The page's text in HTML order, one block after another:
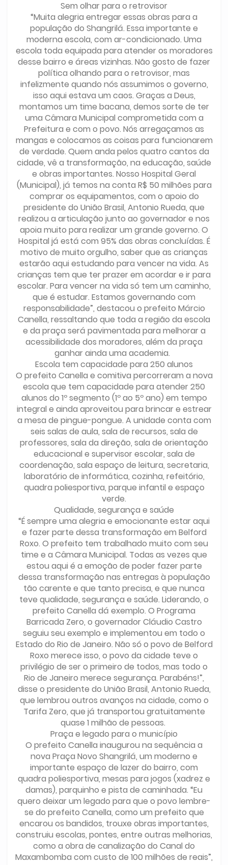
Sem olhar para o retrovisor
“Muita alegria entregar essas obras para a
população do Shangrilá. Essa importante e
moderna escola, com ar-condicionado. Uma
escola toda equipada para atender os moradores
desse bairro e áreas vizinhas. Não gosto de fazer
política olhando para o retrovisor, mas
infelizmente quando nós assumimos o governo,
isso aqui estava um caos. Graças a Deus,
montamos um time bacana, demos sorte de ter
uma Câmara Municipal comprometida com a
Prefeitura e com o povo. Nós arregaçamos as
mangas e colocamos as coisas para funcionarem
de verdade. Quem anda pelos quatro cantos da
cidade, vê a transformação, na educação, saúde
e obras importantes. Nosso Hospital Geral
(Municipal), já temos na conta R$ 50 milhões para
comprar os equipamentos, com o apoio do
presidente do União Brasil, Antonio Rueda, que
realizou a articulação junto ao governador e nos
apoia muito para realizar um grande governo. O
Hospital já está com 95% das obras concluídas. É
motivo de muito orgulho, saber que as crianças
estarão aqui estudando para vencer na vida. As
crianças tem que ter prazer em acordar e ir para
escolar. Para vencer na vida só tem um caminho,
que é estudar. Estamos governando com
responsabilidade”, destacou o prefeito Márcio
Canella, ressaltando que toda a região da escola
e da praça será pavimentada para melhorar a
acessibilidade dos moradores, além da praça
ganhar ainda uma academia.
Escola tem capacidade para 250 alunos
O prefeito Canella e comitiva percorreram a nova
escola que tem capacidade para atender 250
alunos do 1º segmento (1º ao 5º ano) em tempo
integral e ainda aproveitou para brincar e estrear
a mesa de pingue-pongue. A unidade conta com
seis salas de aula, sala de recursos, sala de
professores, sala da direção, sala de orientação
educacional e supervisor escolar, sala de
coordenação, sala espaço de leitura, secretaria,
laboratório de informática, cozinha, refeitório,
quadra poliesportiva, parque infantil e espaço
verde.
Qualidade, segurança e saúde
“É sempre uma alegria e emocionante estar aqui
e fazer parte dessa transformação em Belford
Roxo. O prefeito tem trabalhado muito com seu
time e a Câmara Municipal. Todas as vezes que
estou aqui é a emoção de poder fazer parte
dessa transformação nas entregas à população
tão carente e que tanto precisa, e que nunca
teve qualidade, segurança e saúde. Liderando, o
prefeito Canella dá exemplo. O Programa
Barricada Zero, o governador Cláudio Castro
seguiu seu exemplo e implementou em todo o
Estado do Rio de Janeiro. Não só o povo de Belford
Roxo merece isso, o povo da cidade teve o
privilégio de ser o primeiro de todos, mas todo o
Rio de Janeiro merece segurança. Parabéns!”,
disse o presidente do União Brasil, Antonio Rueda,
que lembrou outros avanços na cidade, como o
Tarifa Zero, que já transportou gratuitamente
quase 1 milhão de pessoas.
Praça e legado para o município
O prefeito Canella inaugurou na sequência a
nova Praça Novo Shangrilá, um moderno e
importante espaço de lazer do bairro, com
quadra poliesportiva, mesas para jogos (xadrez e
damas), parquinho e pista de caminhada. “Eu
quero deixar um legado para que o povo lembre-
se do prefeito Canella, como um prefeito que
encarou os bandidos, trouxe obras importantes,
construiu escolas, pontes, entre outras melhorias,
como a obra de canalização do Canal do
Maxambomba com custo de 100 milhões de reais”,